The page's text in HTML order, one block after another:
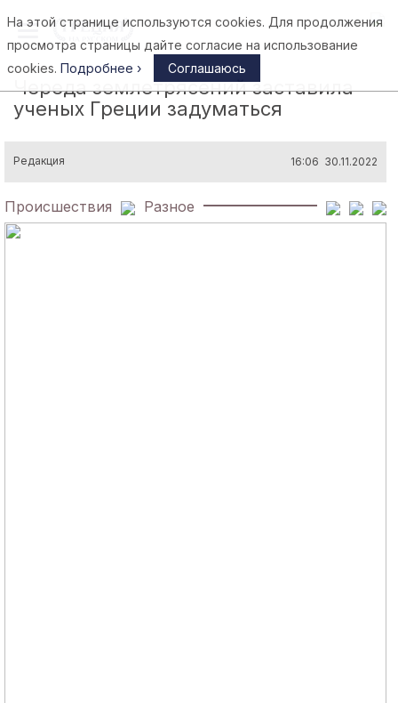
Афины
Череда землетрясений заставила
ученых Греции задуматься
Редакция 16:06 30.11.2022
Происшествия Разное
На этой странице используются cookies. Для продолжения
просмотра страницы дайте согласие на использование
cookies. Подробнее › Соглашаюсь